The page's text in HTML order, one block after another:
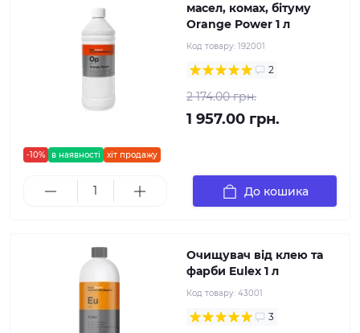
-10% в наявності хіт продажу
масел, комах, бітуму
Orange Power 1 л
Код товару: 192001
2
2 174.00 грн.
1 957.00 грн.
До кошика
Очищувач від клею та
фарби Eulex 1 л
Код товару: 43001
3